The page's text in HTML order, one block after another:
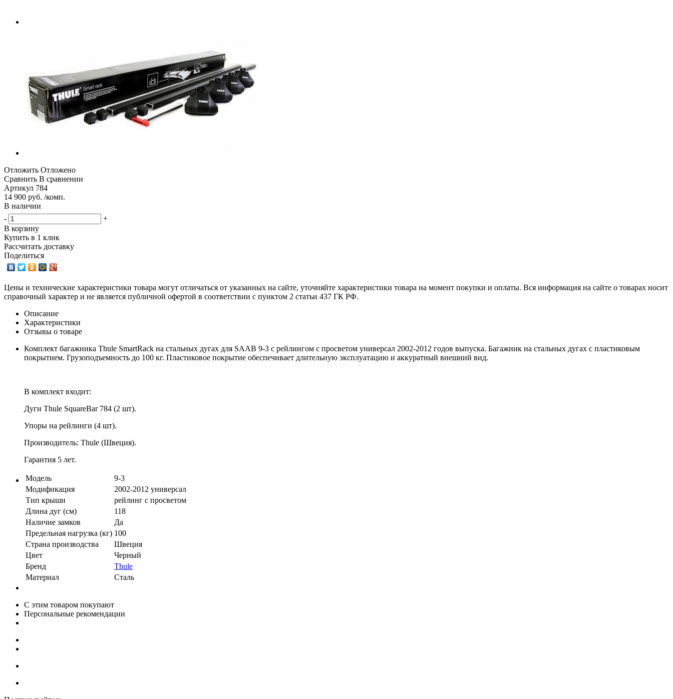
Отложить Отложено
Сравнить В сравнении
Артикул 784
14 900 руб. /комп.
В наличии
-
+
В корзину
Купить в 1 клик
Рассчитать доставку
Поделиться
Цены и технические характеристики товара могут отличаться от указанных на сайте, уточняйте характеристики товара на момент покупки и оплаты. Вся информация на сайте о товарах носит
справочный характер и не является публичной офертой в соответствии с пунктом 2 статьи 437 ГК РФ.
Описание
Характеристики
Отзывы о товаре
Комплект багажника Thule SmartRack на стальных дугах для SAAB 9-3 с рейлингом с просветом универсал 2002-2012 годов выпуска. Багажник на стальных дугах с пластиковым
покрытием. Грузоподъемность до 100 кг. Пластиковое покрытие обеспечивает длительную эксплуатацию и аккуратный внешний вид.
В комплект входит:
Дуги Thule SquareBar 784 (2 шт).
Упоры на рейлинги (4 шт).
Производитель: Thule (Швеция).
Гарантия 5 лет.
Модель
9-3
Модификация
2002-2012 универсал
Тип крыши
рейлинг с просветом
Длина дуг (см)
118
Наличие замков
Да
Предельная нагрузка (кг) 100
Страна производства
Швеция
Цвет
Черный
Бренд
Thule
Материал
Сталь
С этим товаром покупают
Персональные рекомендации